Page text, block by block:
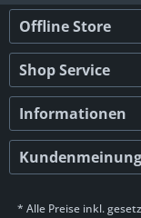
Offline Store
Shop Service
Informationen
* Alle Preise inkl.